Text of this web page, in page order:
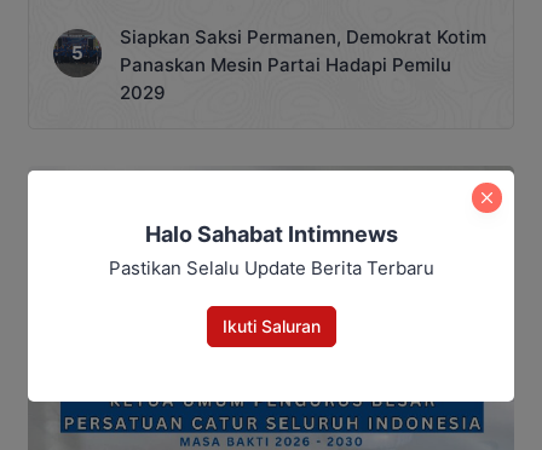
Siapkan Saksi Permanen, Demokrat Kotim
Panaskan Mesin Partai Hadapi Pemilu
2029
Halo Sahabat Intimnews
Pastikan Selalu Update Berita Terbaru
Ikuti Saluran